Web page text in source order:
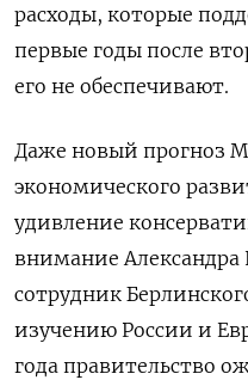
расходы, которые
первые годы после
его не обеспечивают.
Даже новый прогноз
экономического
удивление
внимание
сотрудник
изучению России и
года правительство